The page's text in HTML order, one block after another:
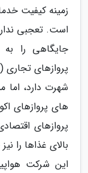
زمینه کیفیت
است. تعجبی
جایگاهی را
پروازهای
شهرت دارد، اما
های پروازهای
پروازهای
بالای غذاها را
این شرکت